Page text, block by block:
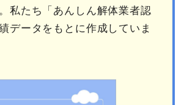
私たち「あんしん解体業者認
データをもとに作成していま